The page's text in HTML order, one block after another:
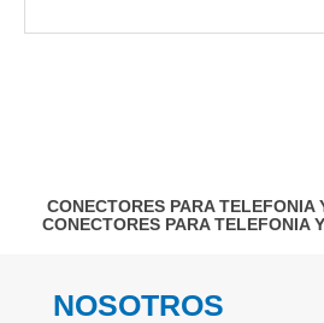
CONECTORES PARA TELEFONIA
CONECTORES PARA TELEFONIA
NOSOTROS